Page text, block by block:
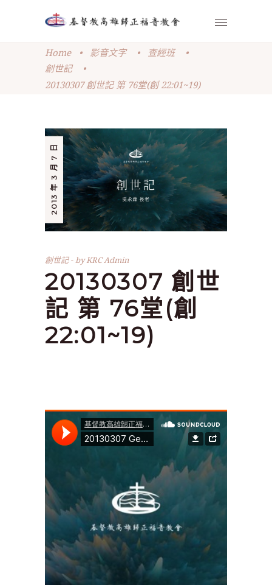
Home • 影音文字 • 查經班
•
創世記
•
20130307 創世記 第 76堂(創 22:01~19)
2013 年 3 月 7 日
創世記 byKRC Admin
20130307 創世
記 第 76堂(創
22:01~19)